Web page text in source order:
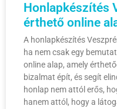
Honlapkészítés
érthető online
A honlapkészítés
ha nem csak egy
online alap, amely
bizalmat épít, és segít
honlap nem attól erős,
hanem attól, hogy a